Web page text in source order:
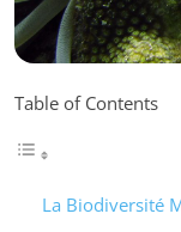
Table of Contents
La Biodiversité